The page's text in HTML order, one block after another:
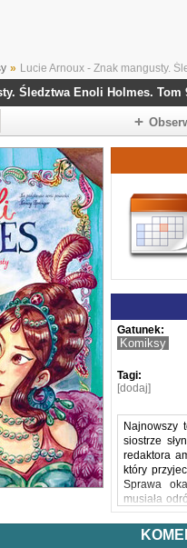
» Lucie Arnoux - Znak mangusty.
Śledztwa Enoli Holmes. Tom
Gatunek:
Komiksy
Tagi:
[dodaj]
Najnowszy
siostrze
redaktora
który
Sprawa
musiała
tylko świat
mroczną